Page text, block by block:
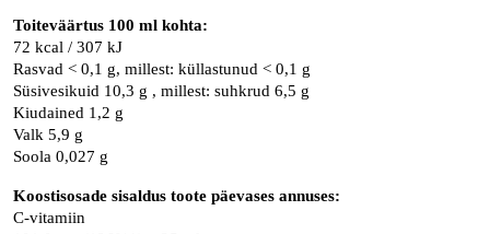
Toiteväärtus 100 ml kohta:
72 kcal / 307 kJ
Rasvad < 0,1 g, millest: küllastunud < 0,1 g
Süsivesikuid 10,3 g , millest: suhkrud 6,5 g
Kiudained 1,2 g
Valk 5,9 g
Soola 0,027 g
Koostisosade sisaldus toote päevases annuses:
C-vitamiin